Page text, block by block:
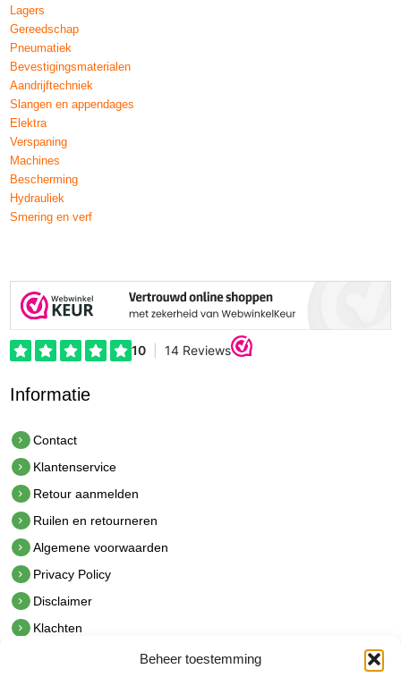
Beheer toestemming
Lagers
Gereedschap
Pneumatiek
Bevestigingsmaterialen
Aandrijftechniek
Slangen en appendages
Elektra
Verspaning
Machines
Bescherming
Hydrauliek
Smering en verf
Informatie
Contact
Klantenservice
Retour aanmelden
Ruilen en retourneren
Algemene voorwaarden
Privacy Policy
Disclaimer
Klachten